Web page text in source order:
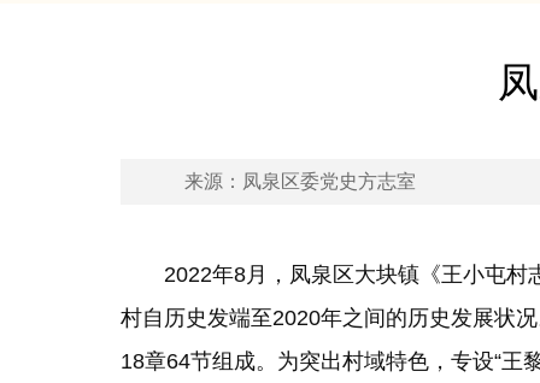
来源：凤泉区委党史方志室
2022年8月，凤泉区大块镇《王小屯
村自历史发端至2020年之间的历史发展状
18章64节组成。为突出村域特色，专设“王